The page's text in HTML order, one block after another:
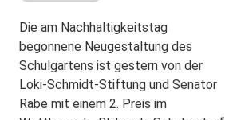
Die am Nachhaltigkeitstag
begonnene Neugestaltung des
Schulgartens ist gestern von der
Loki-Schmidt-Stiftung und Senator
Rabe mit einem 2. Preis im